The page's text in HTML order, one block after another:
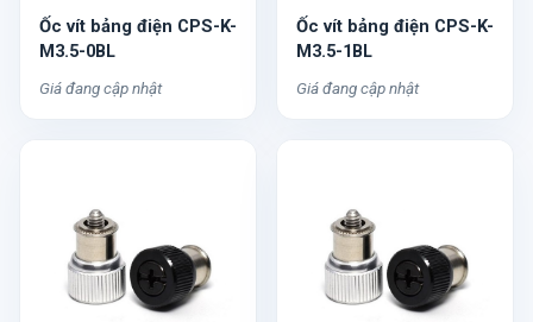
Ốc vít bảng điện CPS-K-
M3.5-0BL
Giá đang cập nhật
Ốc vít bảng điện CPS-K-
M3.5-1BL
Giá đang cập nhật